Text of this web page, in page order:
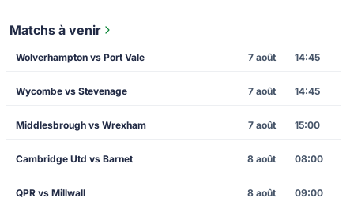
Matchs à venir
Wolverhampton vs Port Vale 7 août 14:45
Wycombe vs Stevenage 7 août 14:45
Middlesbrough vs Wrexham 7 août 15:00
Cambridge Utd vs Barnet 8 août 08:00
QPR vs Millwall 8 août 09:00